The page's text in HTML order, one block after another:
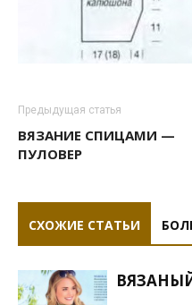
Предыдущая статья
ВЯЗАНИЕ СПИЦАМИ —
ПУЛОВЕР
СХОЖИЕ СТАТЬИ